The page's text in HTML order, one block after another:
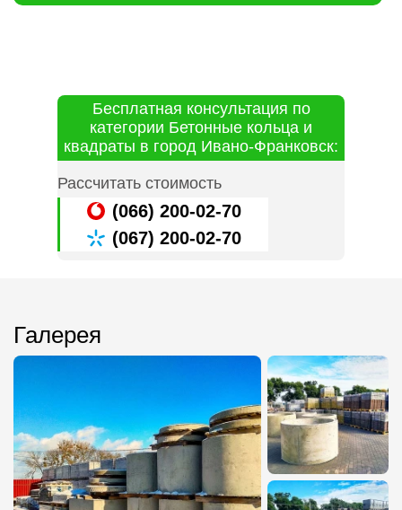
Бесплатная консультация по
категории Бетонные кольца и
квадраты в город Ивано-Франковск:
Рассчитать стоимость
(066) 200-02-70
(067) 200-02-70
Галерея